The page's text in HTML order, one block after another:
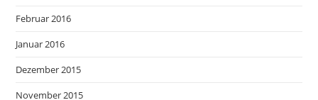
Februar 2016
Januar 2016
Dezember 2015
November 2015